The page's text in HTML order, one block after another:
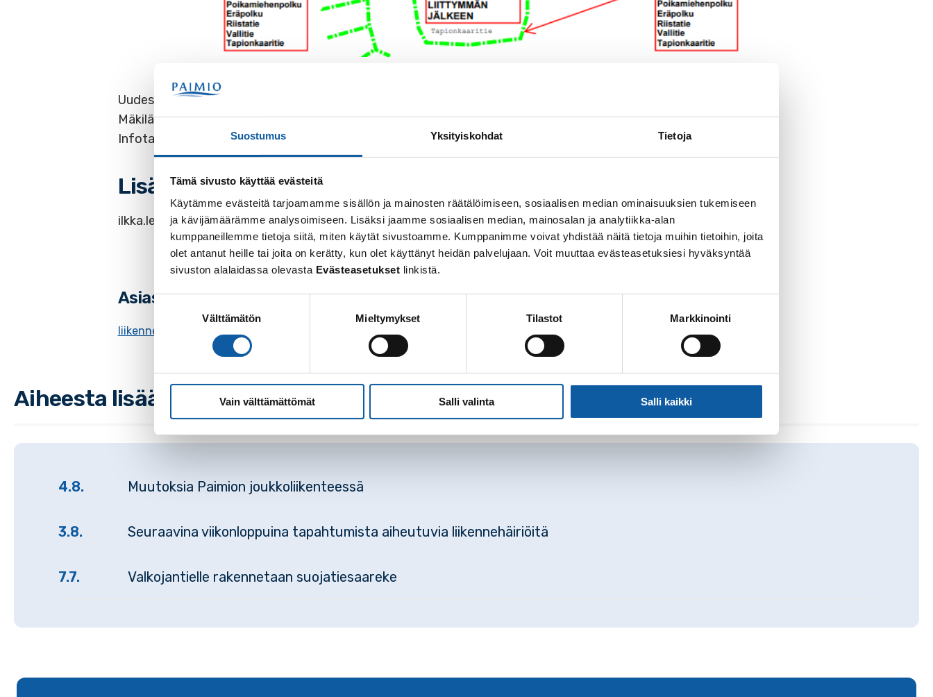
Suostumus Yksityiskohdat Tietoja
Tämä sivusto käyttää evästeitä
Käytämme evästeitä tarjoamamme sisällön ja mainosten räätälöimiseen, sosiaalisen median ominaisuuksien tukemiseen
ja kävijämäärämme analysoimiseen. Lisäksi jaamme sosiaalisen median, mainosalan ja analytiikka-alan
kumppaneillemme tietoja siitä, miten käytät sivustoamme. Kumppanimme voivat yhdistää näitä tietoja muihin tietoihin, joita
olet antanut heille tai joita on kerätty, kun olet käyttänyt heidän palvelujaan. Voit muuttaa evästeasetuksiesi hyväksyntää
sivuston alalaidassa olevasta Evästeasetukset linkistä.
Suostumuksen
Välttämätön Mieltymykset Tilastot Markkinointi
Vain välttämättömät Salli valinta Salli kaikki
Uudessa suunnitelmassa merkittävä muutos on se, että
Mäkiläntien ja Tapionkaarintien, Vistantien puoleisten, risteysten välistä.
Infotauluja on Välitien kummassakin päässä.
Lisätiedot:
ilkka.leino@iletekniikka.fi, p. 040 486 9083
Asiasanat
liikennehäiriö
Aiheesta lisää
4.8. Muutoksia Paimion joukkoliikenteessä
3.8. Seuraavina viikonloppuina tapahtumista aiheutuvia liikennehäiriöitä
7.7. Valkojantielle rakennetaan suojatiesaareke